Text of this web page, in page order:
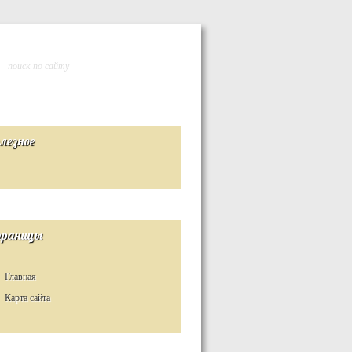
Главная
Карта сайта